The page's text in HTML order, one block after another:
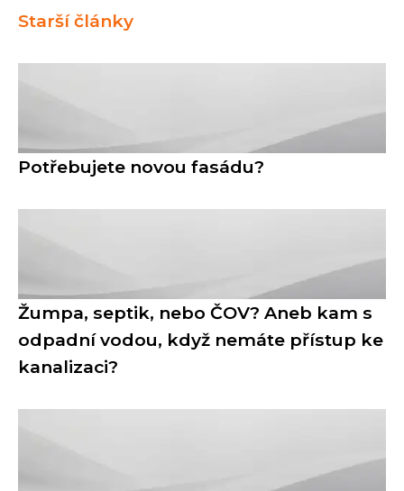
Starší články
Potřebujete novou fasádu?
Žumpa, septik, nebo ČOV? Aneb kam s
odpadní vodou, když nemáte přístup ke
kanalizaci?